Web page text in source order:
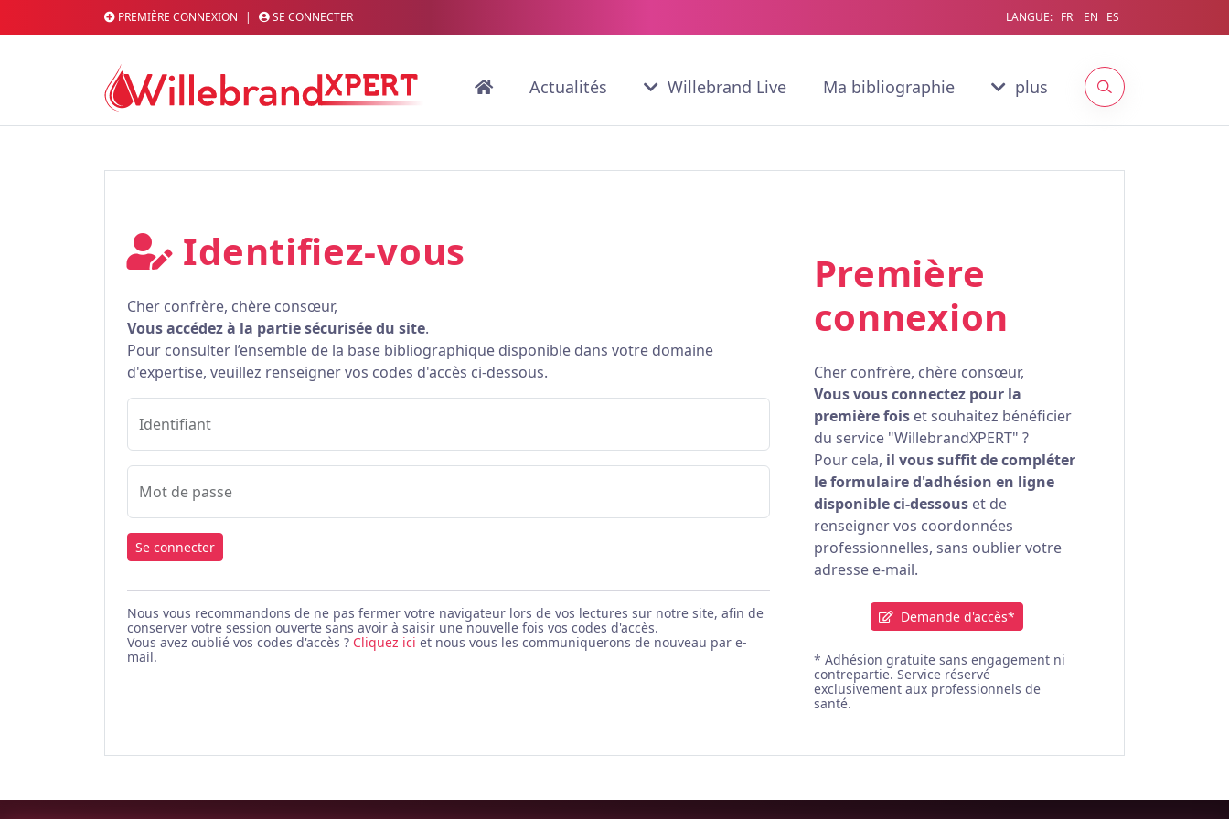
PREMIÈRE CONNEXION | SE CONNECTER LANGUE: FR EN ES
Actualités Willebrand Live Ma bibliographie plus
Identifiez-vous
Cher confrère, chère consœur,
Vous accédez à la partie sécurisée du site.
Pour consulter l’ensemble de la base bibliographique disponible dans votre domaine
d'expertise, veuillez renseigner vos codes d'accès ci-dessous.
Identifiant
Mot de passe
Se connecter
Nous vous recommandons de ne pas fermer votre navigateur lors de vos lectures sur notre site, afin de
conserver votre session ouverte sans avoir à saisir une nouvelle fois vos codes d'accès.
Vous avez oublié vos codes d'accès ? Cliquez ici et nous vous les communiquerons de nouveau par e-
mail.
Première
connexion
Cher confrère, chère consœur,
Vous vous connectez pour la
première foiset souhaitez bénéficier
du service "WillebrandXPERT" ?
Pour cela, il vous suffit de compléter
le formulaire d'adhésion en ligne
disponible ci-dessouset de
renseigner vos coordonnées
professionnelles, sans oublier votre
adresse e-mail.
Demande d'accès*
* Adhésion gratuite sans engagement ni
contrepartie. Service réservé
exclusivement aux professionnels de
santé.